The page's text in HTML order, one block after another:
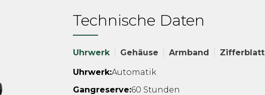
Technische Daten
Uhrwerk Gehäuse Armband Zifferblatt
Uhrwerk:Automatik
Gangreserve:60 Stunden